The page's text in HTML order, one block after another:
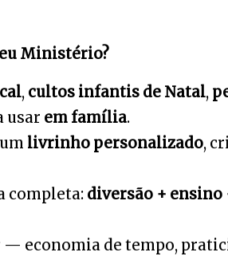
Ministério?
, cultos infantis de Natal,
usar em família.
livrinho personalizado,
completa: diversão + ensino
— economia de tempo,